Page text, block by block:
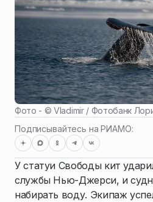
Фото - ©Vladimir / Фотобанк
Подписывайтесь на РИАМО:
У статуи Свободы кит
службы Нью-Джерси, и
набирать воду. Экипаж